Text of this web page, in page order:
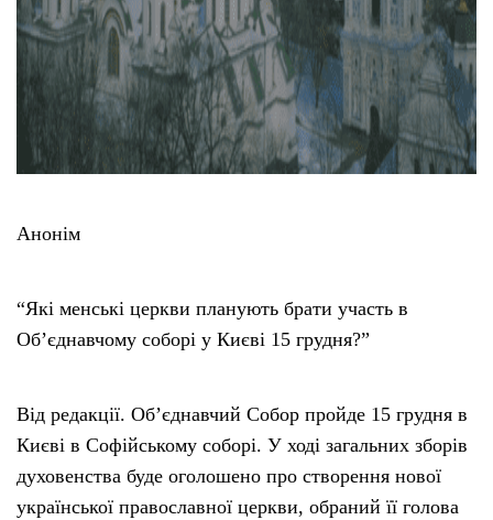
Анонім
“Якi менськi церкви планують брати участь в
Об’єднавчому соборi у Києвi 15 грудня?”
Від редакції. Об’єднавчий Собор пройде 15 грудня в
Києві в Софійському соборі. У ході загальних зборів
духовенства буде оголошено про створення нової
української православної церкви, обраний її голова